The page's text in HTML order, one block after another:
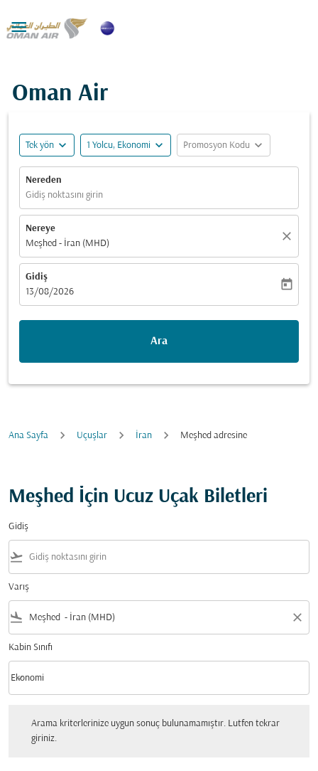

Oman Air
Tek yön expand_more 1 Yolcu, Ekonomi expand_more Promosyon Kodu expand_more
Nereden
Gidiş noktasını girin
Nereye
Meşhed - İran (MHD)
close
Gidiş
fc-booking-departure-date-aria-label
13/08/2026
today
Ara
Ana Sayfa Uçuşlar İran Meşhed adresine
Meşhed İçin Ucuz Uçak Biletleri
Gidiş
flight_takeoff
Varış
flight_land close
Kabin Sınıfı
Kabin Sınıfı option Ekonomi Selected
Ekonomi
keyboard_arrow_down
Arama kriterlerinize uygun sonuç bulunamamıştır. Lutfen tekrar
giriniz.